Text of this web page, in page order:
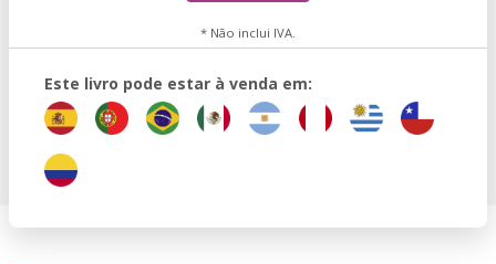
* Não inclui IVA.
Este livro pode estar à venda em: